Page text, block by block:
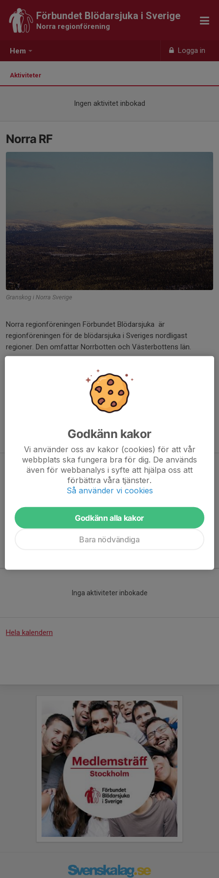
Hem Logga in
Förbundet Blödarsjuka i Sverige
Norra regionförening
Aktiviteter
Ingen aktivitet inbokad
Norra RF
Granskog i Norra Sverige
Norra regionföreningen Förbundet Blödarsjuka är
regionföreningen för de blödarsjuka i Sveriges nordligast
regioner. Den omfattar Norrbotten och Västerbottens län.
Föreningen ger bl a bidrag till de medlemmar som deltar i
sommarläger, familjekonferens och andra aktiviteter som
Om du vill veta mer om verksamheten i regionen eller om du vill
Kassör Mikael Öbrand.
Nya medlemmar i styrelsen
0 kommentarer
styrelsen...
Läs mer
Inga aktiviteter inbokade
Hela kalendern
Godkänn kakor
Vi använder oss av kakor (cookies) för att vår
webbplats ska fungera bra för dig. De används
även för webbanalys i syfte att hjälpa oss att
förbättra våra tjänster.
Så använder vi cookies
Godkänn alla kakor
Bara nödvändiga